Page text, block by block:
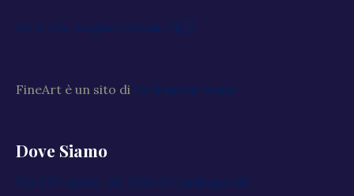
Go to the English website 🇬🇧
FineArt è un sito di Di Mano in Mano
Dove Siamo
Via XXV Aprile, 59, 20040 Cambiago MI